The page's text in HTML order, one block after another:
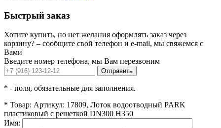
Быстрый заказ
Хотите купить, но нет желания оформлять заказ через
корзину? – сообщите свой телефон и e-mail, мы свяжемся с
Вами
Введите номер телефона, мы Вам перезвоним
Отправить
* - поля, обязательные для заполнения.
* Товар: Артикул: 17809, Лоток водоотводный PARK
пластиковый с решеткой DN300 H350
Имя: